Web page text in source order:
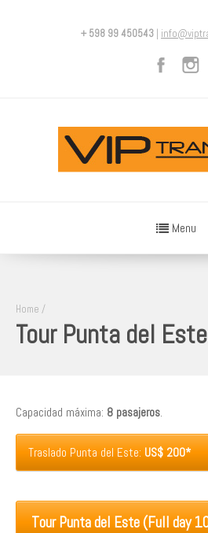
+ 598 99 450543 |
Menu
Home /
Tour Punta del Este
Capacidad máxima: 8 pasajeros
Traslado Punta del Este: US$ 200*
Tour Punta del Este (Full day